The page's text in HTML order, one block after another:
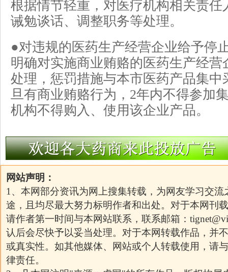
根据情节轻重，对医疗机构相关责任
诫勉谈话、调整职务等处理。
●对违规的医药生产经营企业给予停
明确对实施商业贿赂的医药生产经营
处理，惩罚措施与本市医药产品集中
旦有商业贿赂行为，2年内不得参加
机构不得购入、使用该企业产品。
网站声明：
1、本网部分资讯为网上搜集转载，为网友学习交
途，且均尽最大努力标明作者和出处。对于本网刊
请作者第一时间与本网站联系，联系邮箱：
认后会尽快予以妥当处理。对于本网转载作品，并
或真实性。如其他媒体、网站或个人转载使用，请
律责任。